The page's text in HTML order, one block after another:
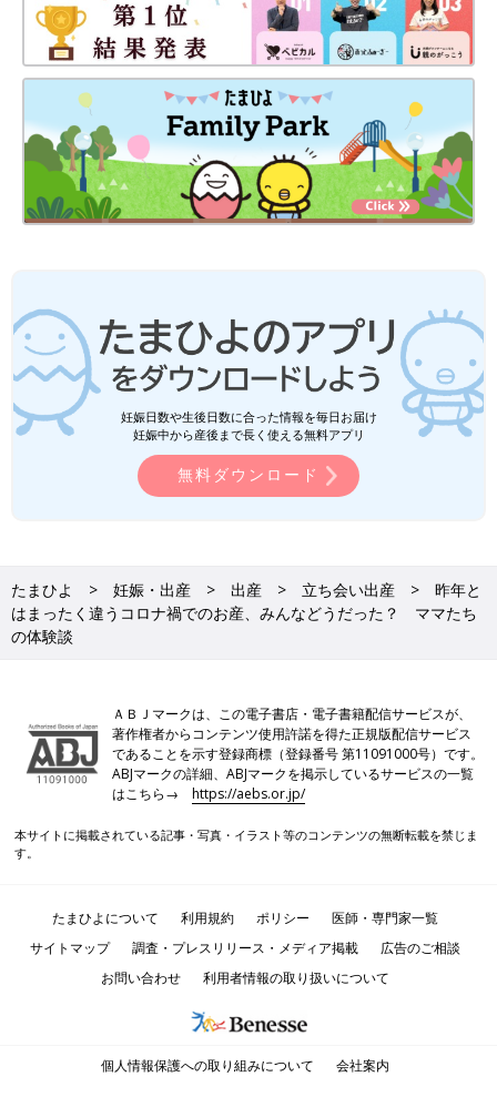
妊娠日数や生後日数に合った情報を毎日お届け
妊娠中から産後まで長く使える無料アプリ
無料ダウンロード
たまひよ 妊娠・出産 出産 立ち会い出産
昨年と
はまったく違うコロナ禍でのお産、みんなどうだった？ ママたち
の体験談
ＡＢＪマークは、この電子書店・電子書籍配信サービスが、
著作権者からコンテンツ使用許諾を得た正規版配信サービス
であることを示す登録商標（登録番号 第11091000号）です。
ABJマークの詳細、ABJマークを掲示しているサービスの一覧
はこちら→https://aebs.or.jp/
本サイトに掲載されている記事・写真・イラスト等のコンテンツの無断転載を禁じま
す。
たまひよについて 利用規約 ポリシー
医師・専門家一覧
サイトマップ
調査・プレスリリース・メディア掲載
広告のご相談
お問い合わせ
利用者情報の取り扱いについて
個人情報保護への取り組みについて 会社案内